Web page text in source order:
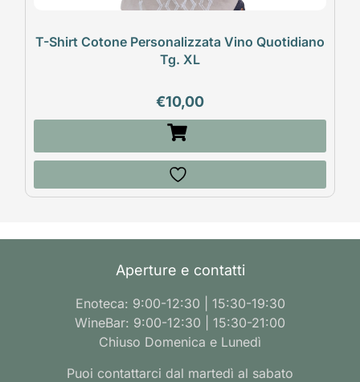
T-Shirt Cotone Personalizzata Vino Quotidiano
Tg. XL
€10,00
Aperture e contatti
Enoteca: 9:00-12:30 | 15:30-19:30
WineBar: 9:00-12:30 | 15:30-21:00
Chiuso Domenica e Lunedì
Puoi contattarci dal martedì al sabato